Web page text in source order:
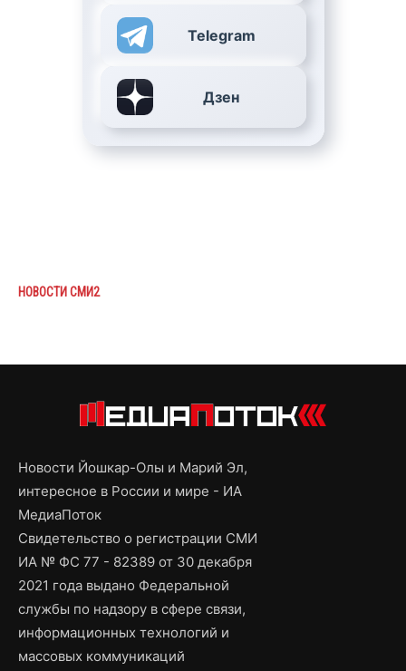
Telegram
Дзен
НОВОСТИ СМИ2
Новости Йошкар-Олы и Марий Эл,
интересное в России и мире - ИА
МедиаПоток
Свидетельство о регистрации СМИ
ИА № ФС 77 - 82389 от 30 декабря
2021 года выдано Федеральной
службы по надзору в сфере связи,
информационных технологий и
массовых коммуникаций